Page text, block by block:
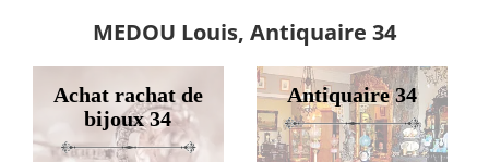
MEDOU Louis, Antiquaire 34
Achat rachat de
bijoux 34
Antiquaire 34